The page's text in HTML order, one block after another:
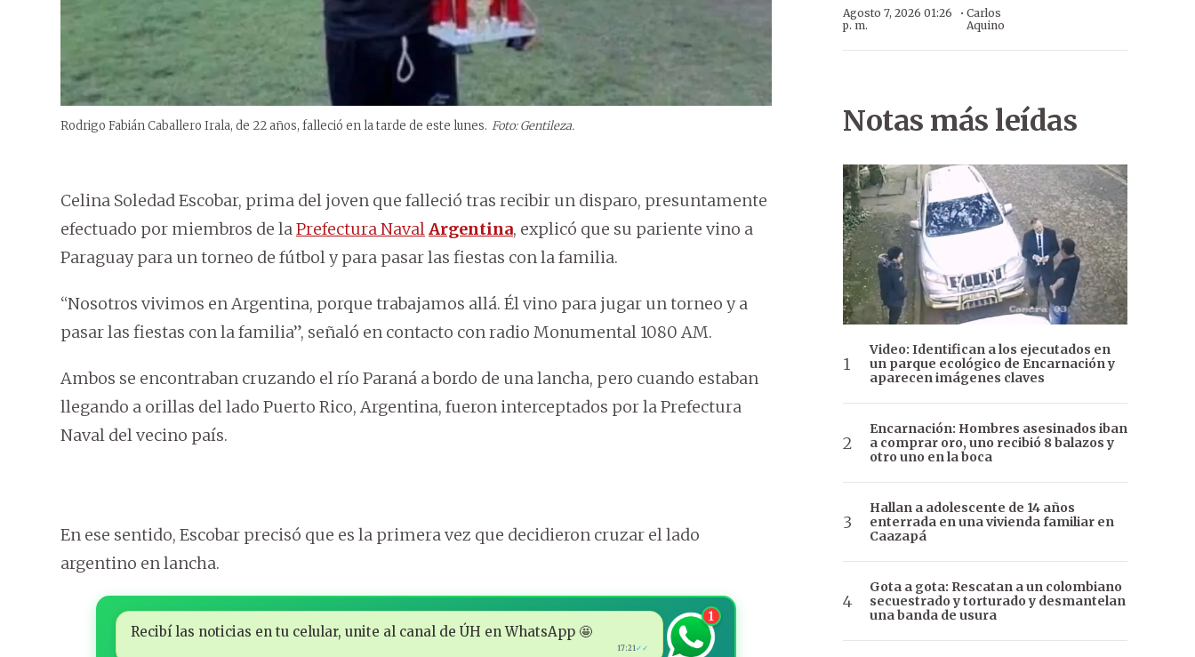
Rodrigo Fabián Caballero Irala, de 22 años, falleció en la tarde de este lunes. Foto: Gentileza.
Celina Soledad Escobar, prima del joven que falleció tras recibir un disparo, presuntamente
efectuado por miembros de laPrefectura NavalArgentina, explicó que su pariente vino a
Paraguay para un torneo de fútbol y para pasar las fiestas con la familia.
“Nosotros vivimos en Argentina, porque trabajamos allá. Él vino para jugar un torneo y a
pasar las fiestas con la familia”, señaló en contacto con radio Monumental 1080 AM.
Ambos se encontraban cruzando el río Paraná a bordo de una lancha, pero cuando estaban
llegando a orillas del lado Puerto Rico, Argentina, fueron interceptados por la Prefectura
Naval del vecino país.
En ese sentido, Escobar precisó que es la primera vez que decidieron cruzar el lado
argentino en lancha.
Recibí las noticias en tu celular, unite al canal de ÚH en WhatsApp 🤩
17:21✓✓
1
Agosto 7, 2026 01:26
p. m.
· Carlos
Aquino
Notas más leídas
Video: Identifican a los ejecutados en
un parque ecológico de Encarnación y
aparecen imágenes claves
Encarnación: Hombres asesinados iban
a comprar oro, uno recibió 8 balazos y
otro uno en la boca
Hallan a adolescente de 14 años
enterrada en una vivienda familiar en
Caazapá
Gota a gota: Rescatan a un colombiano
secuestrado y torturado y desmantelan
una banda de usura